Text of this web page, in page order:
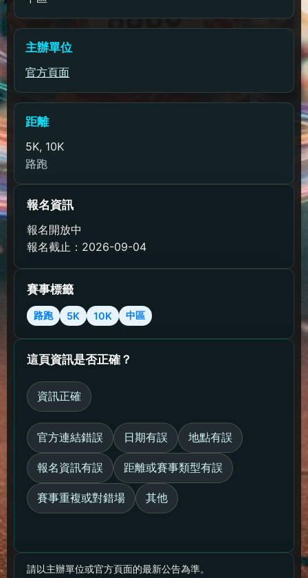
主辦單位
官方頁面
距離
5K, 10K
路跑
報名資訊
報名開放中
報名截止：2026-09-04
賽事標籤
路跑 5K 10K 中區
這頁資訊是否正確？
資訊正確
官方連結錯誤 日期有誤 地點有誤
報名資訊有誤 距離或賽事類型有誤
賽事重複或對錯場 其他
請以主辦單位或官方頁面的最新公告為準。